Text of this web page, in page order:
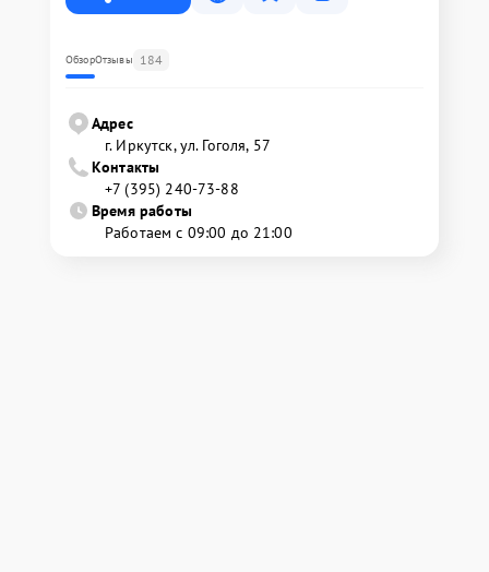
ОбзорОтзывы 184
Адрес
г. Иркутск, ул. ​Гоголя, 57
Контакты
+7 (395) 240-73-88
Время работы
Работаем с 09:00 до 21:00